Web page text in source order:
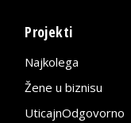
Projekti
Najkolega
Žene u biznisu
UticajnOdgovorno